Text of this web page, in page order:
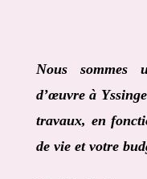
Nous sommes
d’œuvre à
travaux, en
de vie et votre